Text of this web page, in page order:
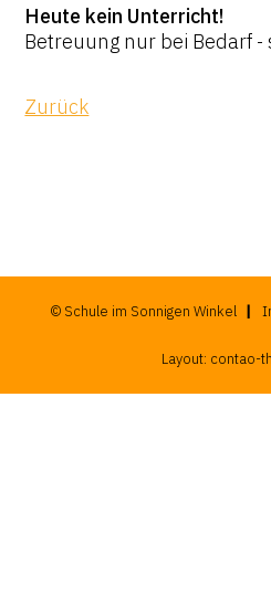
Heute kein Unterricht!
Betreuung nur bei Bedarf
Zurück
© Schule im Sonnigen Winkel
Layout: contao-